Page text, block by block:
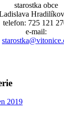
starostka obce
telefon: 725 121
e-mail: